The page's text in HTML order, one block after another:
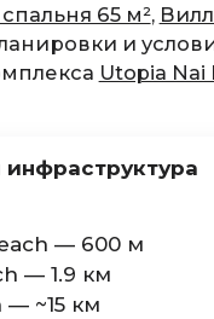
65 м²,
и
Utopia Nai
— 600 м
— 1.9 км
— ~15 км